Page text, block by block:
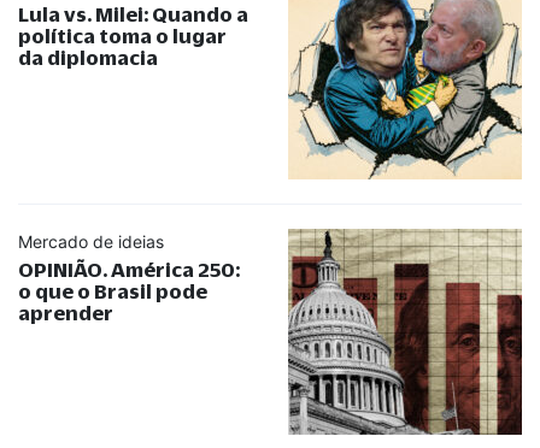
Lula vs. Milei: Quando a
política toma o lugar
da diplomacia
Mercado de ideias
OPINIÃO. América 250:
o que o Brasil pode
aprender